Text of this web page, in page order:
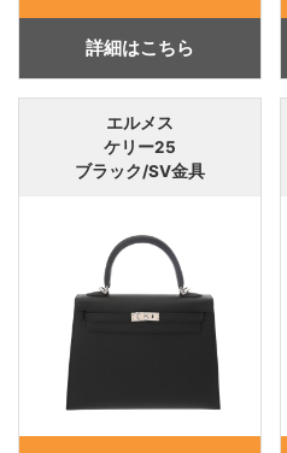
詳細はこちら
エルメス
ケリー25
ブラック/SV金具